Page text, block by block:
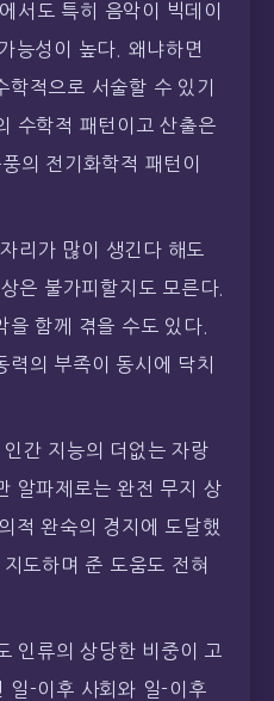
서도 특히 음악이 빅데이
능성이 높다. 왜냐하면
적으로 서술할 수 있기
수학적 패턴이고 산출은
의 전기화학적 패턴이
리가 많이 생긴다 해도
은 불가피할지도 모른다.
을 함께 겪을 수도 있다.
력의 부족이 동시에 닥치
간 지능의 더없는 자랑
알파제로는 완전 무지 상
적 완숙의 경지에 도달했
도하며 준 도움도 전혀
인류의 상당한 비중이 고
일-이후 사회와 일-이후